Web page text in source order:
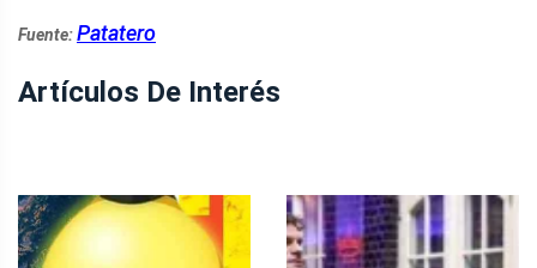
Fuente:Patatero
Artículos De Interés